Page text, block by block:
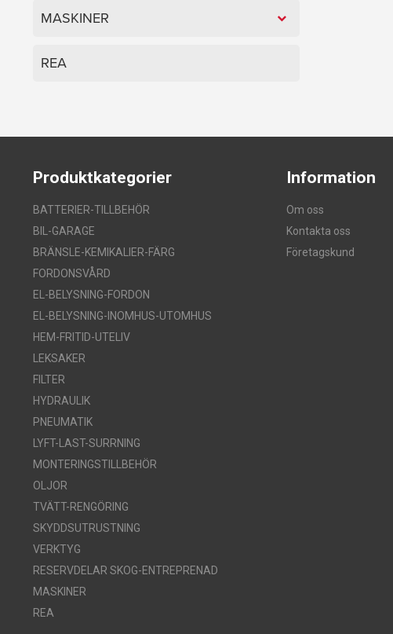
MASKINER
REA
Produktkategorier
BATTERIER-TILLBEHÖR
BIL-GARAGE
BRÄNSLE-KEMIKALIER-FÄRG
FORDONSVÅRD
EL-BELYSNING-FORDON
EL-BELYSNING-INOMHUS-UTOMHUS
HEM-FRITID-UTELIV
LEKSAKER
FILTER
HYDRAULIK
PNEUMATIK
LYFT-LAST-SURRNING
MONTERINGSTILLBEHÖR
OLJOR
TVÄTT-RENGÖRING
SKYDDSUTRUSTNING
VERKTYG
RESERVDELAR SKOG-ENTREPRENAD
MASKINER
REA
Information
Om oss
Kontakta oss
Företagskund